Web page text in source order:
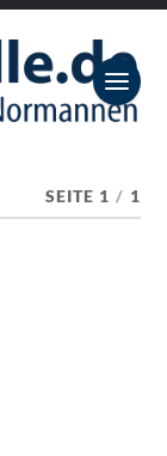
SEITE 1 / 1